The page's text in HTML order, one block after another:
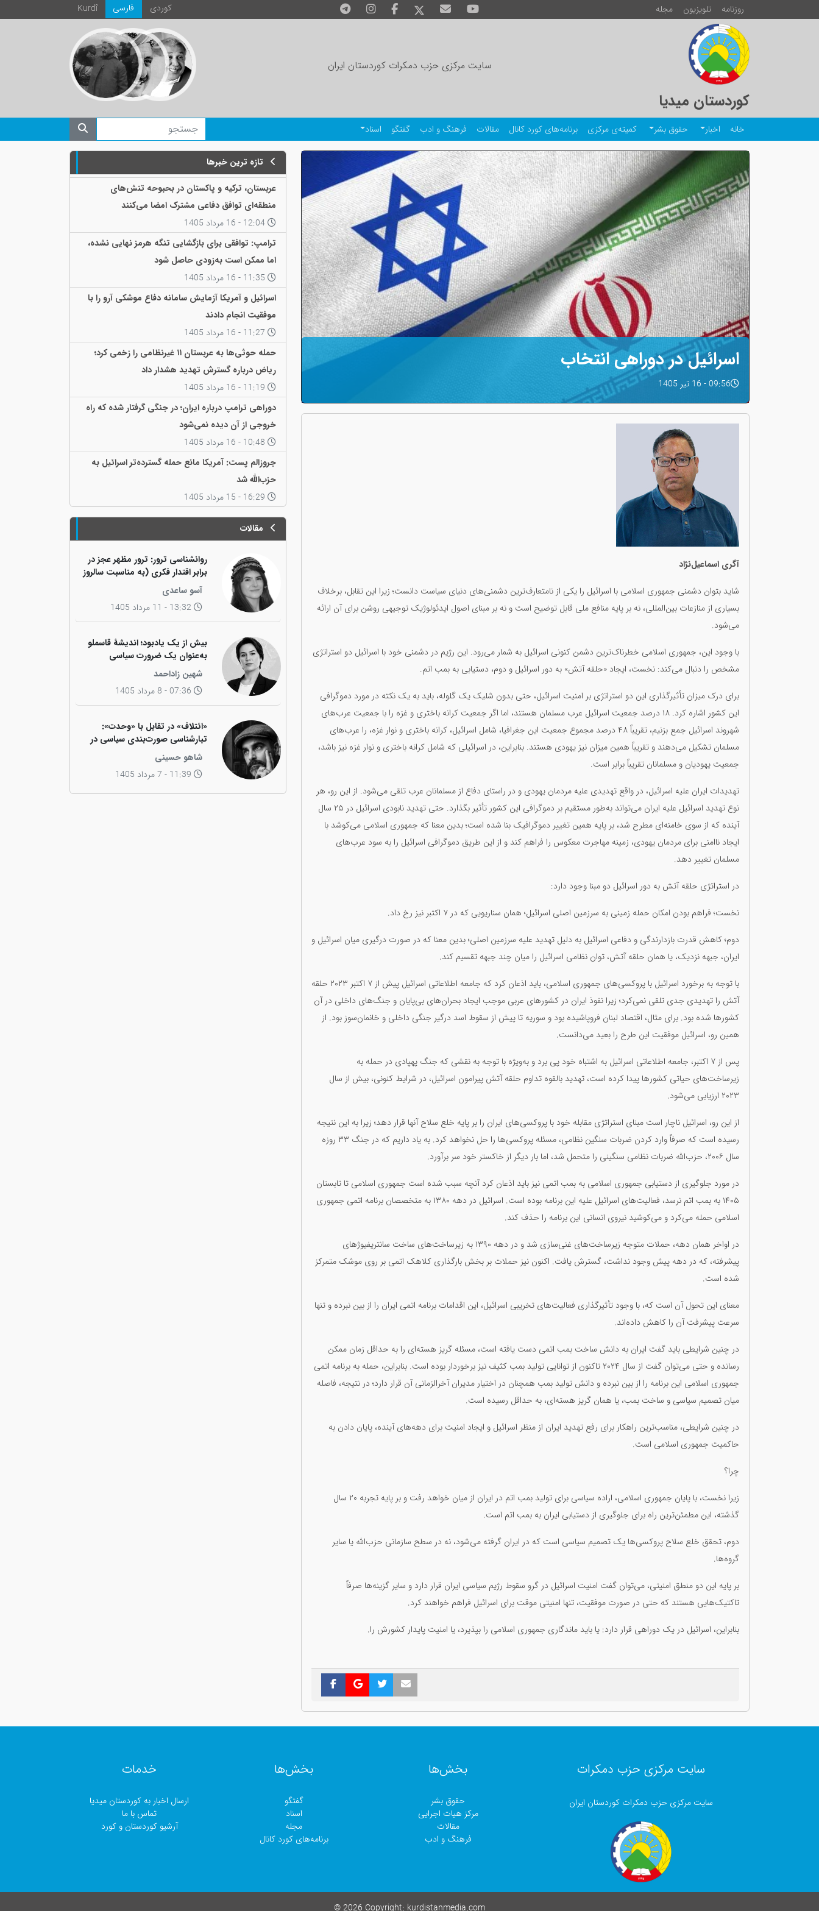
روزنامە تلویزیون مجلە Kurdî فارسی كوردی
کوردستان میدیا
سایت مرکزی حزب دمکرات کوردستان ایران
خانە اخبار حقوق بشر کمیتەی مرکزی برنامەهای کورد کانال مقالات فرهنگ و ادب گفتگو اسناد
اسرائیل در دوراهی انتخاب
09:56 - 16 تیر 1405
آگری اسماعیل‌نژاد
شاید بتوان دشمنی جمهوری اسلامی با اسرائیل را یکی از نامتعارف‌ترین دشمنی‌های دنیای سیاست دانست؛ زیرا این تقابل، برخلاف
بسیاری از منازعات بین‌المللی، نه بر پایه منافع ملی قابل توضیح است و نه بر مبنای اصول ایدئولوژیک توجیهی روشن برای آن ارائه
می‌شود.
با وجود این، جمهوری اسلامی خطرناک‌ترین دشمن کنونی اسرائیل به شمار می‌رود. این رژیم در دشمنی خود با اسرائیل دو استراتژی
مشخص را دنبال می‌کند: نخست، ایجاد «حلقه آتش» به دور اسرائیل و دوم، دستیابی به بمب اتم.
برای درک میزان تأثیرگذاری این دو استراتژی بر امنیت اسرائیل، حتی بدون شلیک یک گلوله، باید به یک نکته در مورد دموگرافی
این کشور اشاره کرد. ۱۸ درصد جمعیت اسرائیل عرب مسلمان هستند، اما اگر جمعیت کرانه باختری و غزه را با جمعیت عرب‌های
شهروند اسرائیل جمع بزنیم، تقریباً ۴۸ درصد مجموع جمعیت این جغرافیا، شامل اسرائیل، کرانه باختری و نوار غزه، را عرب‌های
مسلمان تشکیل می‌دهند و تقریباً همین میزان نیز یهودی هستند. بنابراین، در اسرائیلی که شامل کرانه باختری و نوار غزه نیز باشد،
جمعیت یهودیان و مسلمانان تقریباً برابر است.
تهدیدات ایران علیه اسرائیل، در واقع تهدیدی علیه مردمان یهودی و در راستای دفاع از مسلمانان عرب تلقی می‌شود. از این رو، هر
نوع تهدید اسرائیل علیه ایران می‌تواند به‌طور مستقیم بر دموگرافی این کشور تأثیر بگذارد. حتی تهدید نابودی اسرائیل در ۲۵ سال
آینده که از سوی خامنه‌ای مطرح شد، بر پایه همین تغییر دموگرافیک بنا شده است؛ بدین معنا که جمهوری اسلامی می‌کوشد با
ایجاد ناامنی برای مردمان یهودی، زمینه مهاجرت معکوس را فراهم کند و از این طریق دموگرافی اسرائیل را به سود عرب‌های
مسلمان تغییر دهد.
در استراتژی حلقه آتش به دور اسرائیل دو مبنا وجود دارد:
نخست؛ فراهم بودن امکان حمله زمینی به سرزمین اصلی اسرائیل؛ همان سناریویی که در ۷ اکتبر نیز رخ داد.
دوم؛ کاهش قدرت بازدارندگی و دفاعی اسرائیل به دلیل تهدید علیه سرزمین اصلی؛ بدین معنا که در صورت درگیری میان اسرائیل و
ایران، جبهه نزدیک، یا همان حلقه آتش، توان نظامی اسرائیل را میان چند جبهه تقسیم کند.
با توجه به برخورد اسرائیل با پروکسی‌های جمهوری اسلامی، باید اذعان کرد که جامعه اطلاعاتی اسرائیل پیش از ۷ اکتبر ۲۰۲۳ حلقه
آتش را تهدیدی جدی تلقی نمی‌کرد؛ زیرا نفوذ ایران در کشورهای عربی موجب ایجاد بحران‌های بی‌پایان و جنگ‌های داخلی در آن
کشورها شده بود. برای مثال، اقتصاد لبنان فروپاشیده بود و سوریه تا پیش از سقوط اسد درگیر جنگی داخلی و خانمان‌سوز بود. از
همین رو، اسرائیل موفقیت این طرح را بعید می‌دانست.
پس از ۷ اکتبر، جامعه اطلاعاتی اسرائیل به اشتباه خود پی برد و به‌ویژه با توجه به نقشی که جنگ پهپادی در حمله به
زیرساخت‌های حیاتی کشورها پیدا کرده است، تهدید بالقوه تداوم حلقه آتش پیرامون اسرائیل، در شرایط کنونی، بیش از سال
۲۰۲۳ ارزیابی می‌شود.
از این رو، اسرائیل ناچار است مبنای استراتژی مقابله خود با پروکسی‌های ایران را بر پایه خلع سلاح آنها قرار دهد؛ زیرا به این نتیجه
رسیده است که صرفاً وارد کردن ضربات سنگین نظامی، مسئله پروکسی‌ها را حل نخواهد کرد. به یاد داریم که در جنگ ۳۳ روزه
سال ۲۰۰۶، حزب‌الله ضربات نظامی سنگینی را متحمل شد، اما بار دیگر از خاکستر خود سر برآورد.
در مورد جلوگیری از دستیابی جمهوری اسلامی به بمب اتمی نیز باید اذعان کرد آنچه سبب شده است جمهوری اسلامی تا تابستان
۱۴۰۵ به بمب اتم نرسد، فعالیت‌های اسرائیل علیه این برنامه بوده است. اسرائیل در دهه ۱۳۸۰ به متخصصان برنامه اتمی جمهوری
اسلامی حمله می‌کرد و می‌کوشید نیروی انسانی این برنامه را حذف کند.
در اواخر همان دهه، حملات متوجه زیرساخت‌های غنی‌سازی شد و در دهه ۱۳۹۰ به زیرساخت‌های ساخت سانتریفیوژهای
پیشرفته، که در دهه پیش وجود نداشت، گسترش یافت. اکنون نیز حملات بر بخش بارگذاری کلاهک اتمی بر روی موشک متمرکز
شده است.
معنای این تحول آن است که، با وجود تأثیرگذاری فعالیت‌های تخریبی اسرائیل، این اقدامات برنامه اتمی ایران را از بین نبرده و تنها
سرعت پیشرفت آن را کاهش داده‌اند.
در چنین شرایطی باید گفت ایران به دانش ساخت بمب اتمی دست یافته است، مسئله گریز هسته‌ای را به حداقل زمان ممکن
رسانده و حتی می‌توان گفت از سال ۲۰۲۴ تاکنون از توانایی تولید بمب کثیف نیز برخوردار بوده است. بنابراین، حمله به برنامه اتمی
جمهوری اسلامی این برنامه را از بین نبرده و دانش تولید بمب همچنان در اختیار مدیران آخرالزمانی آن قرار دارد؛ در نتیجه، فاصله
میان تصمیم سیاسی و ساخت بمب، یا همان گریز هسته‌ای، به حداقل رسیده است.
در چنین شرایطی، مناسب‌ترین راهکار برای رفع تهدید ایران از منظر اسرائیل و ایجاد امنیت برای دهه‌های آینده، پایان دادن به
حاکمیت جمهوری اسلامی است.
چرا؟
زیرا نخست، با پایان جمهوری اسلامی، اراده سیاسی برای تولید بمب اتم در ایران از میان خواهد رفت و بر پایه تجربه ۲۰ سال
گذشته، این مطمئن‌ترین راه برای جلوگیری از دستیابی ایران به بمب اتم است.
دوم، تحقق خلع سلاح پروکسی‌ها یک تصمیم سیاسی است که در ایران گرفته می‌شود، نه در سطح سازمانی حزب‌الله یا سایر
گروه‌ها.
بر پایه این دو منطق امنیتی، می‌توان گفت امنیت اسرائیل در گرو سقوط رژیم سیاسی ایران قرار دارد و سایر گزینه‌ها صرفاً
تاکتیک‌هایی هستند که حتی در صورت موفقیت، تنها امنیتی موقت برای اسرائیل فراهم خواهند کرد.
بنابراین، اسرائیل در یک دوراهی قرار دارد: یا باید ماندگاری جمهوری اسلامی را بپذیرد، یا امنیت پایدار کشورش را.
تازه ترین خبرها
عربستان، ترکیه و پاکستان در بحبوحه تنش‌های
منطقه‌ای توافق دفاعی مشترک امضا می‌کنند
ترامپ: توافقی برای بازگشایی تنگه هرمز نهایی نشده،
اما ممکن است به‌زودی حاصل شود
اسرائیل و آمریکا آزمایش سامانه دفاع موشکی آرو را با
موفقیت انجام دادند
حمله حوثی‌ها به عربستان ۱۱ غیرنظامی را زخمی کرد؛
ریاض درباره گسترش تهدید هشدار داد
دوراهی ترامپ درباره ایران؛ در جنگی گرفتار شده که راه
خروجی از آن دیده نمی‌شود
جروزالم پست: آمریکا مانع حمله گسترده‌تر اسرائیل به
حزب‌الله شد
مقالات
روانشناسی ترور: ترور مظهر عجز در
برابر اقتدار فکری (به مناسبت سالروز
ترور فیزیکی رهبر کاریزماتیک ملت
کورد، دکتر عبدالرحمان قاسملو)
آسو ساعدی
13:32 - 11 مرداد 1405
بیش از یک یادبود؛ اندیشهٔ قاسملو
به‌عنوان یک ضرورت سیاسی
شهین زاداحمد
07:36 - 8 مرداد 1405
«ائتلاف» در تقابل با «وحدت»:
تبارشناسی صورت‌بندی سیاسی در
جامعه کوردی
شاهو حسینی
11:39 - 7 مرداد 1405
سایت مرکزی حزب دمکرات
سایت مرکزی حزب دمکرات کوردستان ایران
بخش‌ها
حقوق بشر
مرکز هیات اجرایی
مقالات
فرهنگ و ادب
بخش‌ها
گفتگو
اسناد
مجلە
برنامەهای کورد کانال
خدمات
ارسال اخبار بە کوردستان میدیا
تماس با ما
آرشیو کوردستان و کورد
© 2026 Copyright: kurdistanmedia.com